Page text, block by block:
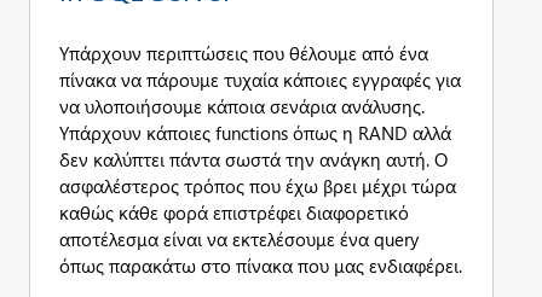
Υπάρχουν περιπτώσεις που θέλουμε από ένα
πίνακα να πάρουμε τυχαία κάποιες εγγραφές για
να υλοποιήσουμε κάποια σενάρια ανάλυσης.
Υπάρχουν κάποιες functions όπως η RAND αλλά
δεν καλύπτει πάντα σωστά την ανάγκη αυτή. Ο
ασφαλέστερος τρόπος που έχω βρει μέχρι τώρα
καθώς κάθε φορά επιστρέφει διαφορετικό
αποτέλεσμα είναι να εκτελέσουμε ένα query
όπως παρακάτω στο πίνακα που μας ενδιαφέρει.